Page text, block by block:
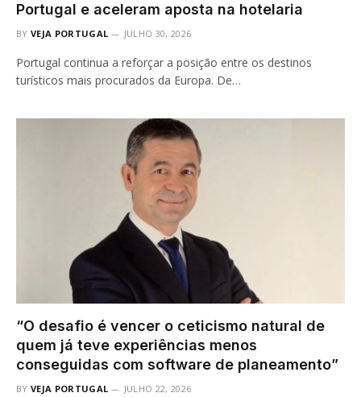
Portugal e aceleram aposta na hotelaria
BY VEJA PORTUGAL JULHO 30, 2026
Portugal continua a reforçar a posição entre os destinos
turísticos mais procurados da Europa. De…
“O desafio é vencer o ceticismo natural de
quem já teve experiências menos
conseguidas com software de planeamento”
BY VEJA PORTUGAL JULHO 22, 2026